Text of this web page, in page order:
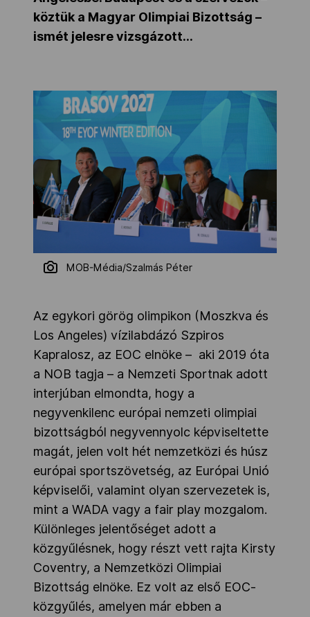
Adatbank
köztük a Magyar Olimpiai Bizottság –
ismét jelesre vizsgázott...
MOB-Média/Szalmás Péter
Az egykori görög olimpikon (Moszkva és
Los Angeles) vízilabdázó Szpiros
Kapralosz, az EOC elnöke – aki 2019 óta
a NOB tagja – a Nemzeti Sportnak adott
interjúban elmondta, hogy a
negyvenkilenc európai nemzeti olimpiai
bizottságból negyvennyolc képviseltette
magát, jelen volt hét nemzetközi és húsz
európai sportszövetség, az Európai Unió
képviselői, valamint olyan szervezetek is,
mint a WADA vagy a fair play mozgalom.
Különleges jelentőséget adott a
közgyűlésnek, hogy részt vett rajta Kirsty
Coventry, a Nemzetközi Olimpiai
Bizottság elnöke. Ez volt az első EOC-
közgyűlés, amelyen már ebben a